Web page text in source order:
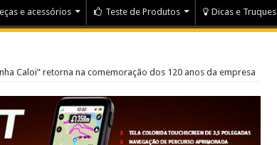
e acessórios Teste de Produtos Dicas e Truques
Caloi” retorna na comemoração dos 120 anos da empresa